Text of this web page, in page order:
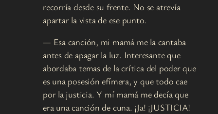
recorría desde su frente. No se atrevía
apartar la vista de ese punto.
— Esa canción, mi mamá me la cantaba
antes de apagar la luz. Interesante que
abordaba temas de la crítica del poder que
es una posesión efímera, y que todo cae
por la justicia. Y mí mamá me decía que
era una canción de cuna. ¡Ja! ¡JUSTICIA!